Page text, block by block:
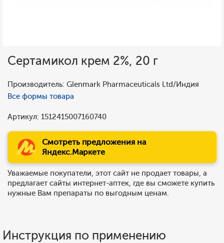
Сертамикол крем 2%, 20 г
Производитель: Glenmark Pharmaceuticals Ltd/Индия
Все формы товара
Артикул: 1512415007160740
Смотреть предложения на
Яндекс.Маркете
Уважаемые покупатели, этот сайт не продает товары, а
предлагает сайты интернет-аптек, где вы сможете купить
нужные Вам препараты по выгодным ценам.
Инструкция по применению